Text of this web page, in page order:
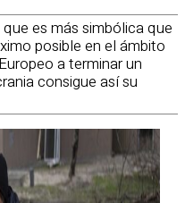
es más simbólica que
posible en el ámbito
a terminar un
consigue así su